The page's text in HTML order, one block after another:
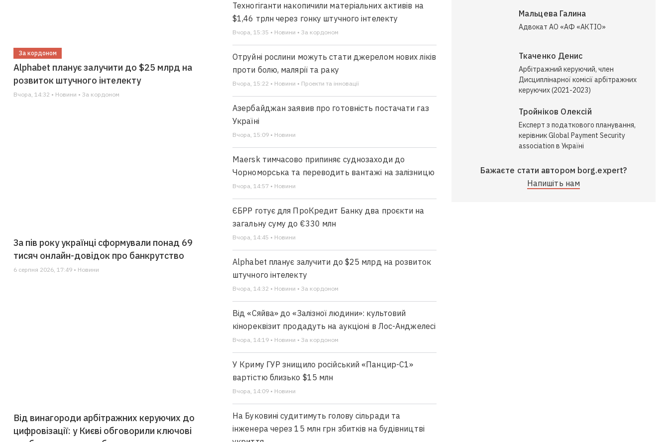
За кордоном
Alphabet планує залучити до $25 млрд на
розвиток штучного інтелекту
Вчора, 14:32 • Новини • За кордоном
За пів року українці сформували понад 69
тисяч онлайн-довідок про банкрутство
6 серпня 2026, 17:49 • Новини
Від винагороди арбітражних керуючих до
цифровізації: у Києві обговорили ключові
Техногіганти накопичили матеріальних активів на
$1,46 трлн через гонку штучного інтелекту
Вчора, 15:35 • Новини • За кордоном
Отруйні рослини можуть стати джерелом нових ліків
проти болю, малярії та раку
Вчора, 15:22 • Новини • Проекти та інновації
Азербайджан заявив про готовність постачати газ
Україні
Вчора, 15:09 • Новини
Maersk тимчасово припиняє суднозаходи до
Чорноморська та переводить вантажі на залізницю
Вчора, 14:57 • Новини
ЄБРР готує для ПроКредит Банку два проєкти на
загальну суму до €330 млн
Вчора, 14:45 • Новини
Alphabet планує залучити до $25 млрд на розвиток
штучного інтелекту
Вчора, 14:32 • Новини • За кордоном
Від «Сяйва» до «Залізної людини»: культовий
кінореквізит продадуть на аукціоні в Лос-Анджелесі
Вчора, 14:19 • Новини • За кордоном
У Криму ГУР знищило російський «Панцир-С1»
вартістю близько $15 млн
Вчора, 14:09 • Новини
На Буковині судитимуть голову сільради та
інженера через 15 млн грн збитків на будівництві
Мальцева Галина
Адвокат АО «АФ «АКТІО»
Ткаченко Денис
Арбітражний керуючий, член
Дисциплінарної комісії арбітражних
керуючих (2021-2023)
Тройніков Олексій
Експерт з податкового планування,
керівник Global Payment Security
association в Україні
Бажаєте стати автором borg.expert?
Напишіть нам